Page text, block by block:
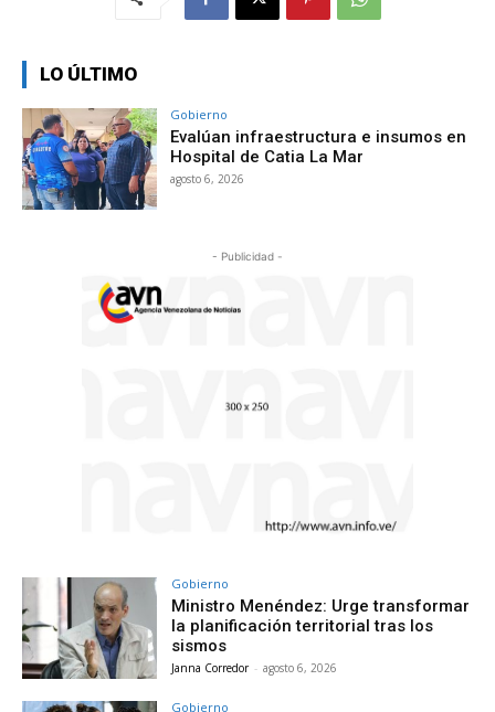
LO ÚLTIMO
Gobierno
Evalúan infraestructura e insumos en
Hospital de Catia La Mar
agosto 6, 2026
- Publicidad -
Gobierno
Ministro Menéndez: Urge transformar
la planificación territorial tras los
sismos
Janna Corredor - agosto 6, 2026
Gobierno